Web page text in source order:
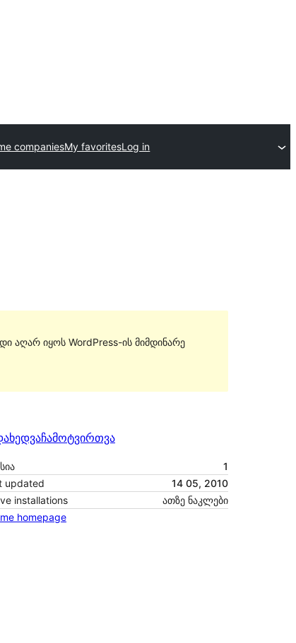
companiesMy favoritesLog in
აღარ იყოს WordPress-ის მიმდინარე
ჩამოტვირთვა
1
updated
14 05, 2010
installations
ათზე ნაკლები
homepage